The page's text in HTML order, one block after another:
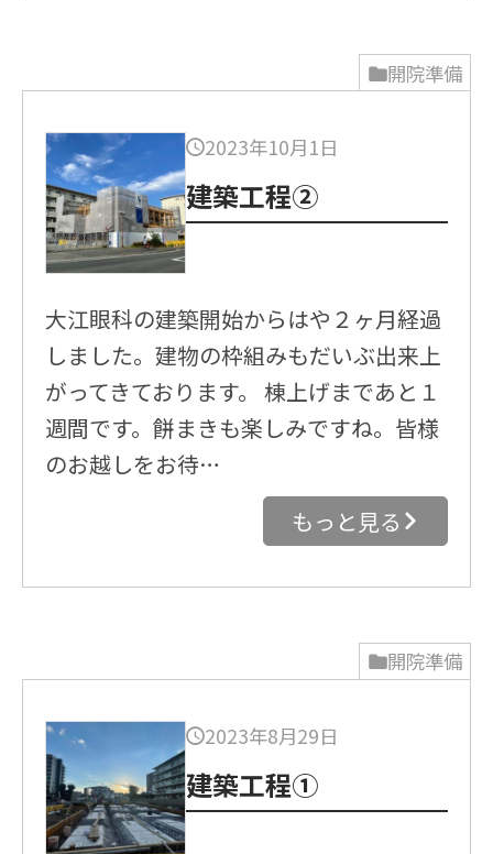
開院準備
2023年10月1日
建築工程②
大江眼科の建築開始からはや２ヶ月経過
しました。建物の枠組みもだいぶ出来上
がってきております。 棟上げまであと１
週間です。餅まきも楽しみですね。皆様
のお越しをお待…
もっと見る
開院準備
2023年8月29日
建築工程①